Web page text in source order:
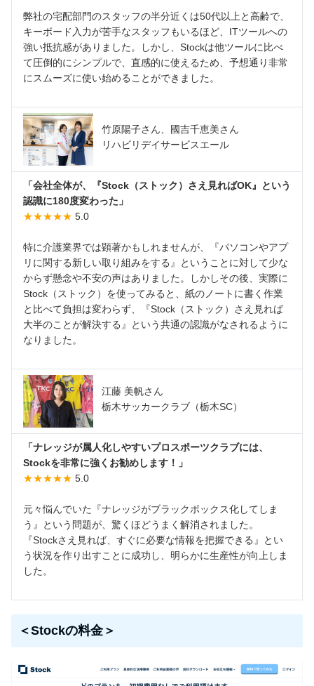
弊社の宅配部門のスタッフの半分近くは50代以上と高齢で、
キーボード入力が苦手なスタッフもいるほど、ITツールへの
強い抵抗感がありました。しかし、Stockは他ツールに比べ
て圧倒的にシンプルで、直感的に使えるため、予想通り非常
にスムーズに使い始めることができました。
竹原陽子さん、國吉千恵美さん
リハビリデイサービスエール
「会社全体が、『Stock（ストック）さえ見ればOK』という
認識に180度変わった」
★★★★★ 5.0
特に介護業界では顕著かもしれませんが、『パソコンやアプ
リに関する新しい取り組みをする』ということに対して少な
からず懸念や不安の声はありました。しかしその後、実際に
Stock（ストック）を使ってみると、紙のノートに書く作業
と比べて負担は変わらず、『Stock（ストック）さえ見れば
大半のことが解決する』という共通の認識がなされるように
なりました。
江藤 美帆さん
栃木サッカークラブ（栃木SC）
「ナレッジが属人化しやすいプロスポーツクラブには、
Stockを非常に強くお勧めします！」
★★★★★ 5.0
元々悩んでいた『ナレッジがブラックボックス化してしま
う』という問題が、驚くほどうまく解消されました。
『Stockさえ見れば、すぐに必要な情報を把握できる』とい
う状況を作り出すことに成功し、明らかに生産性が向上しま
した。
＜Stockの料金＞